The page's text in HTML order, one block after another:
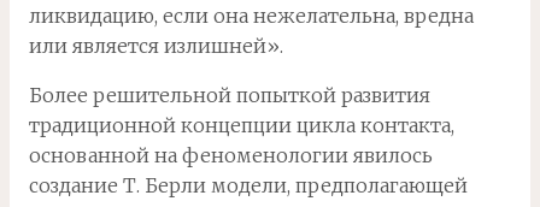
ликвидацию, если она нежелательна, вредна
или является излишней».
Более решительной попыткой развития
традиционной концепции цикла контакта,
основанной на феноменологии явилось
создание Т. Берли модели, предполагающей